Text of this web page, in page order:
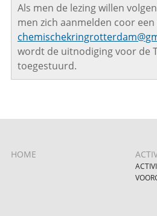
Als men de lezing willen
men zich aanmelden coor
wordt de uitnodiging voor de
toegestuurd.
HOME